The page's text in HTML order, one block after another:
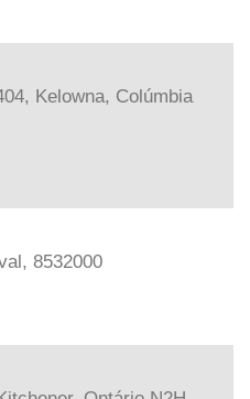
Kelowna, Colúmbia
8532000